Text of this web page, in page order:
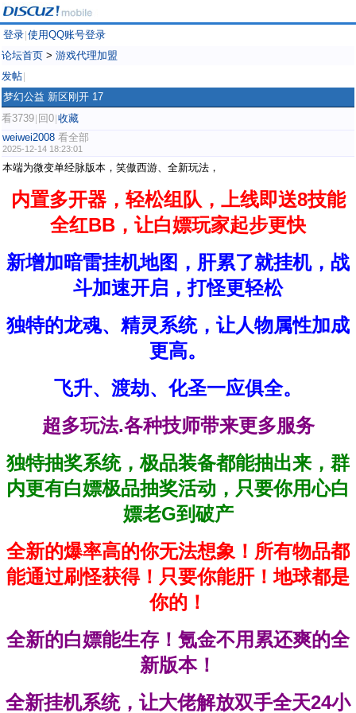
登录 使用QQ账号登录
论坛首页 > 游戏代理加盟
发帖
梦幻公益 新区刚开 17
看3739 回0 收藏
weiwei2008 看全部
2025-12-14 18:23:01
本端为微变单经脉版本，笑傲西游、全新玩法，
内置多开器，轻松组队，上线即送8技能
全红BB，让白嫖玩家起步更快
新增加暗雷挂机地图，肝累了就挂机，战
斗加速开启，打怪更轻松
独特的龙魂、精灵系统，让人物属性加成
更高。
飞升、渡劫、化圣一应俱全。
超多玩法.各种技师带来更多服务
独特抽奖系统，极品装备都能抽出来，群
内更有白嫖极品抽奖活动，只要你用心白
嫖老G到破产
全新的爆率高的你无法想象！所有物品都
能通过刷怪获得！只要你能肝！地球都是
你的！
全新的白嫖能生存！氪金不用累还爽的全
新版本！
全新挂机系统，让大佬解放双手全天24小